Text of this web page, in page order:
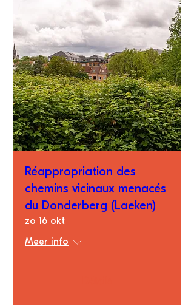
Réappropriation des
chemins vicinaux menacés
du Donderberg (Laeken)
zo 16 okt
Meer info